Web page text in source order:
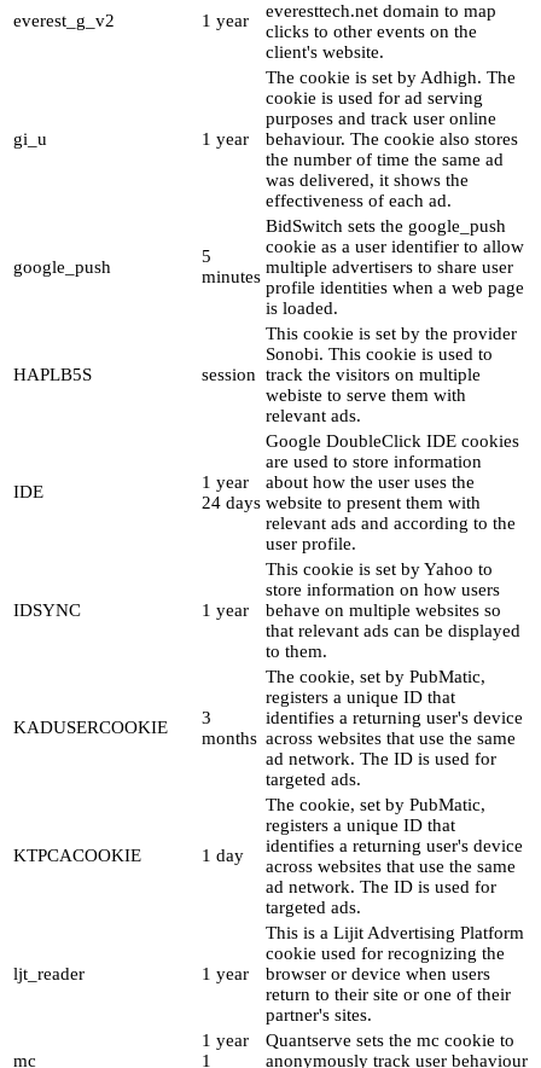
everest_g_v2 1 year
everesttech.net domain to map
clicks to other events on the
client's website.
gi_u 1 year
The cookie is set by Adhigh. The
cookie is used for ad serving
purposes and track user online
behaviour. The cookie also stores
the number of time the same ad
was delivered, it shows the
effectiveness of each ad.
google_push
5
minutes
BidSwitch sets the google_push
cookie as a user identifier to allow
multiple advertisers to share user
profile identities when a web page
is loaded.
HAPLB5S session
This cookie is set by the provider
Sonobi. This cookie is used to
track the visitors on multiple
webiste to serve them with
relevant ads.
IDE
1 year
24 days
Google DoubleClick IDE cookies
are used to store information
about how the user uses the
website to present them with
relevant ads and according to the
user profile.
IDSYNC 1 year
This cookie is set by Yahoo to
store information on how users
behave on multiple websites so
that relevant ads can be displayed
to them.
KADUSERCOOKIE
3
months
The cookie, set by PubMatic,
registers a unique ID that
identifies a returning user's device
across websites that use the same
ad network. The ID is used for
targeted ads.
KTPCACOOKIE 1 day
The cookie, set by PubMatic,
registers a unique ID that
identifies a returning user's device
across websites that use the same
ad network. The ID is used for
targeted ads.
ljt_reader 1 year
This is a Lijit Advertising Platform
cookie used for recognizing the
browser or device when users
return to their site or one of their
partner's sites.
mc
1 year
1
Quantserve sets the mc cookie to
anonymously track user behaviour